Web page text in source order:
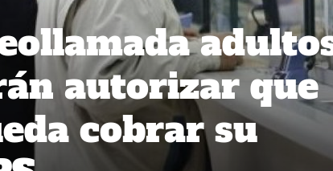
autorizar que
cobrar su